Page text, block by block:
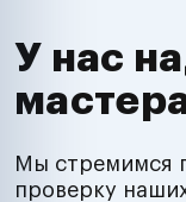
У нас
Мы стремимся
проверку